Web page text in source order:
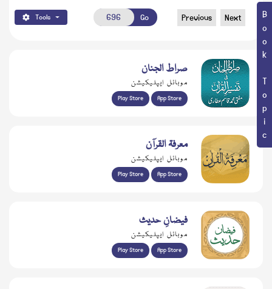
Book Topic
Tools Go Previous Next
صراط الجنان
موبائل ایپلیکیشن
Play Store App Store
معرفۃ القرآن
موبائل ایپلیکیشن
Play Store App Store
فیضانِ حدیث
موبائل ایپلیکیشن
Play Store App Store